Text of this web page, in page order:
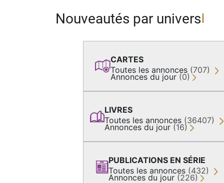
Nouveautés par univers
CARTES
Toutes les annonces (707)
Annonces du jour (0)
LIVRES
Toutes les annonces (36407)
Annonces du jour (16)
PUBLICATIONS EN SÉRIE
Toutes les annonces (432)
Annonces du jour (226)